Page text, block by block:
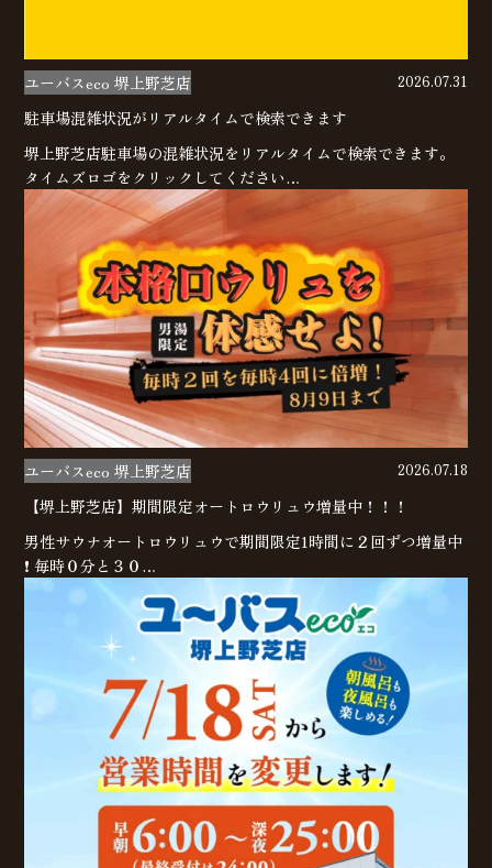
ユーバスeco 堺上野芝店 2026.07.31
駐車場混雑状況がリアルタイムで検索できます
堺上野芝店駐車場の混雑状況をリアルタイムで検索できます。
タイムズロゴをクリックしてください…
ユーバスeco 堺上野芝店 2026.07.18
【堺上野芝店】期間限定オートロウリュウ増量中！！！
男性サウナオートロウリュウで期間限定1時間に２回ずつ増量中
❗ 毎時０分と３０…